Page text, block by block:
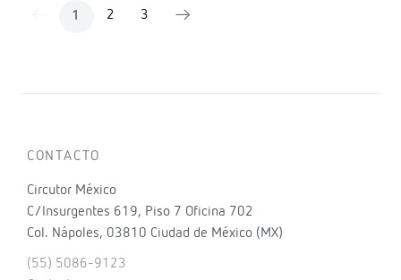
1 2 3
CONTACTO
Circutor México
C/Insurgentes 619, Piso 7 Oficina 702
Col. Nápoles, 03810 Ciudad de México (MX)
(55) 5086-9123